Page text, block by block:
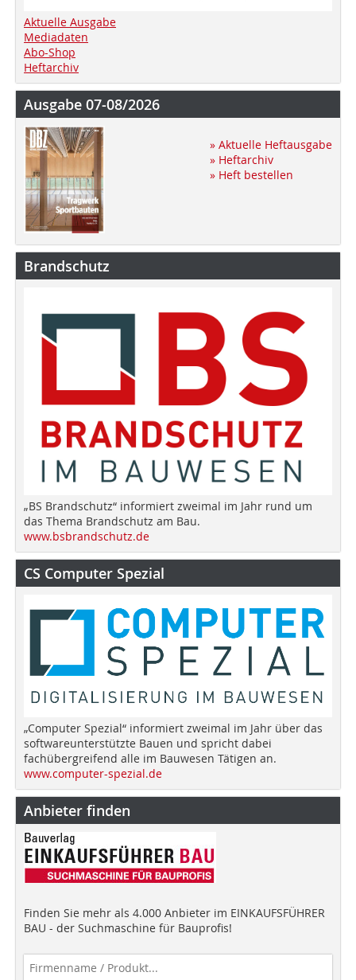
Aktuelle Ausgabe
Mediadaten
Abo-Shop
Heftarchiv
Ausgabe 07-08/2026
» Aktuelle Heftausgabe
» Heftarchiv
» Heft bestellen
Brandschutz
„BS Brandschutz“ informiert zweimal im Jahr rund um
das Thema Brandschutz am Bau.
www.bsbrandschutz.de
CS Computer Spezial
„Computer Spezial“ informiert zweimal im Jahr über das
softwareunterstützte Bauen und spricht dabei
fachübergreifend alle im Bauwesen Tätigen an.
www.computer-spezial.de
Anbieter finden
Finden Sie mehr als 4.000 Anbieter im EINKAUFSFÜHRER
BAU - der Suchmaschine für Bauprofis!